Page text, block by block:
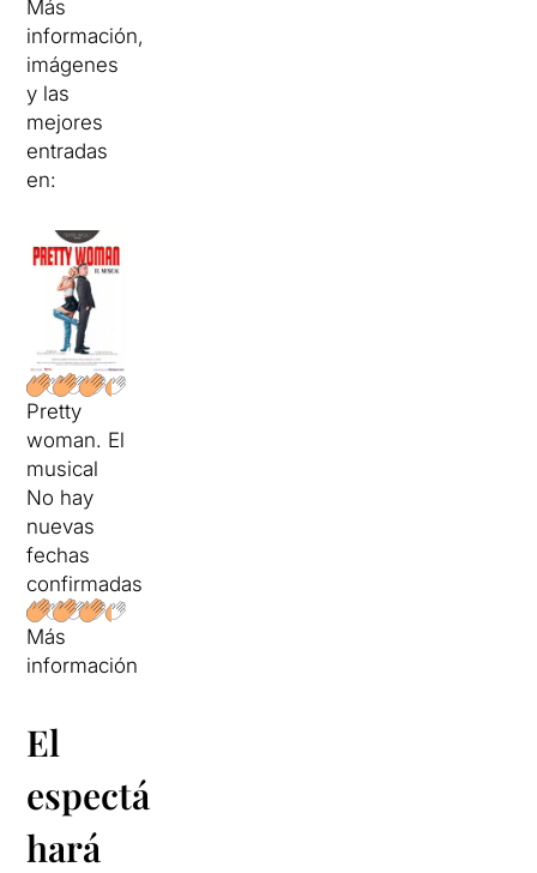
Más
información,
imágenes
y las
mejores
entradas
en:
Pretty
woman. El
musical
No hay
nuevas
fechas
confirmadas
Más
información
El
espectáculo
hará